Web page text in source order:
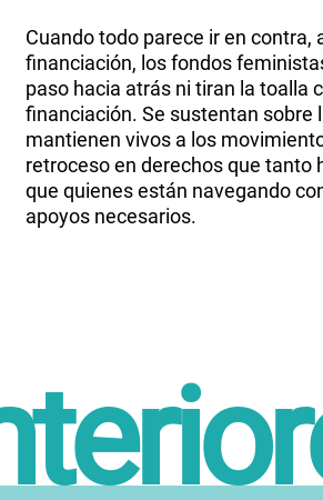
Cuando todo parece ir en contra,
financiación, los fondos
paso hacia atrás ni tiran la toalla
financiación. Se sustentan sobre
mantienen vivos a los
retroceso en derechos que tanto
que quienes están navegando
apoyos necesarios.